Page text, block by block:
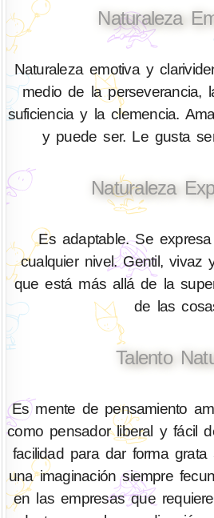
Naturaleza
Naturaleza emotiva y
medio de la perseverancia,
suficiencia y la clemencia.
y puede ser. Le gusta
Naturaleza
Es adaptable. Se
cualquier nivel. Gentil, vivaz
que está más allá de la
de las
Talento
Es mente de pensamiento
como pensador liberal y fácil
facilidad para dar forma
una imaginación siempre
en las empresas que